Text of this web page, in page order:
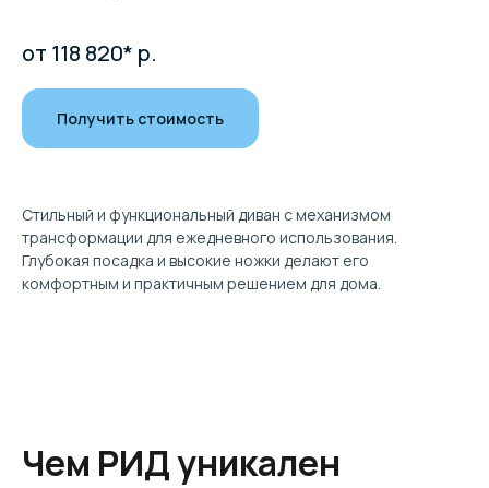
от 118 820* р.
Получить стоимость
Стильный и функциональный диван с механизмом
трансформации для ежедневного использования.
Глубокая посадка и высокие ножки делают его
комфортным и практичным решением для дома.
Чем РИД уникален